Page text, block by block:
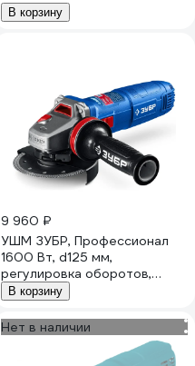
В корзину
9 960 ₽
УШМ ЗУБР, Профессионал
1600 Вт, d125 мм,
регулировка оборотов,
фланец МИГ УШМ-П125-1605
ЭПСТ
В корзину
Нет в наличии